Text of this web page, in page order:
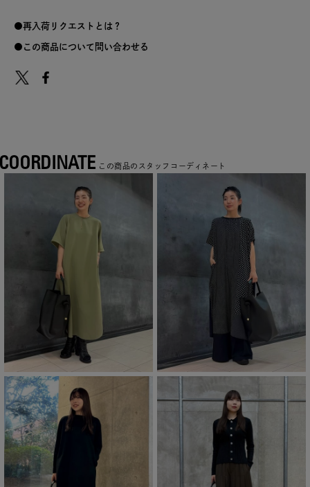
再入荷リクエストとは？
この商品について問い合わせる
この商品のスタッフコーディネート